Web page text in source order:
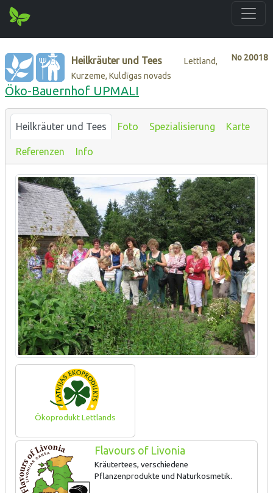
No 20018
Heilkräuter und Tees
Lettland,
Kurzeme, Kuldīgas novads
Öko-Bauernhof UPMALI
Heilkräuter und Tees Foto Spezialisierung Karte
Referenzen Info
Ökoprodukt Lettlands
Flavours of Livonia
Kräutertees, verschiedene
Pflanzenprodukte und Naturkosmetik.